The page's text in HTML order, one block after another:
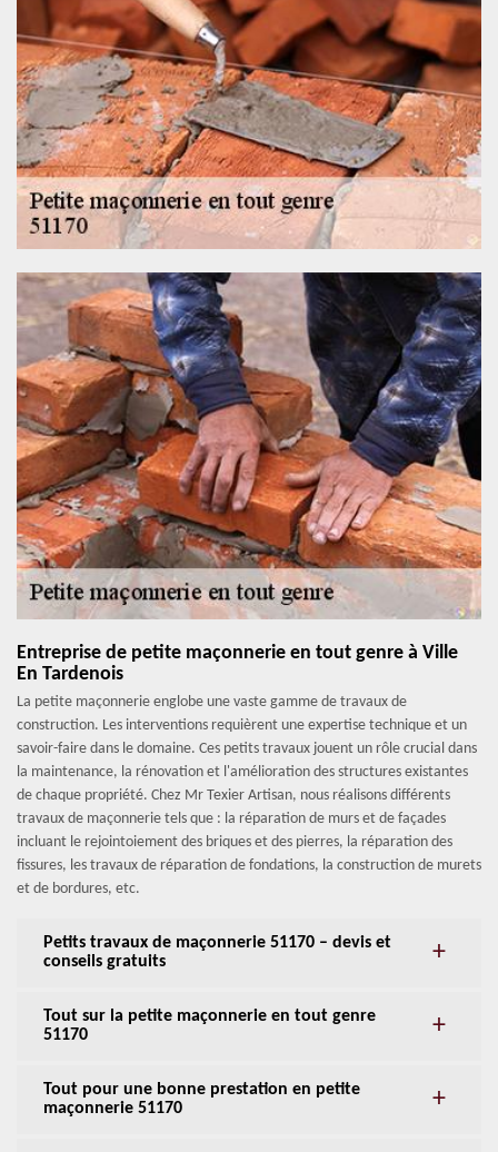
Entreprise de petite maçonnerie en tout genre à Ville
En Tardenois
La petite maçonnerie englobe une vaste gamme de travaux de
construction. Les interventions requièrent une expertise technique et un
savoir-faire dans le domaine. Ces petits travaux jouent un rôle crucial dans
la maintenance, la rénovation et l'amélioration des structures existantes
de chaque propriété. Chez Mr Texier Artisan, nous réalisons différents
travaux de maçonnerie tels que : la réparation de murs et de façades
incluant le rejointoiement des briques et des pierres, la réparation des
fissures, les travaux de réparation de fondations, la construction de murets
et de bordures, etc.
Petits travaux de maçonnerie 51170 – devis et
conseils gratuits
Tout sur la petite maçonnerie en tout genre
51170
Tout pour une bonne prestation en petite
maçonnerie 51170